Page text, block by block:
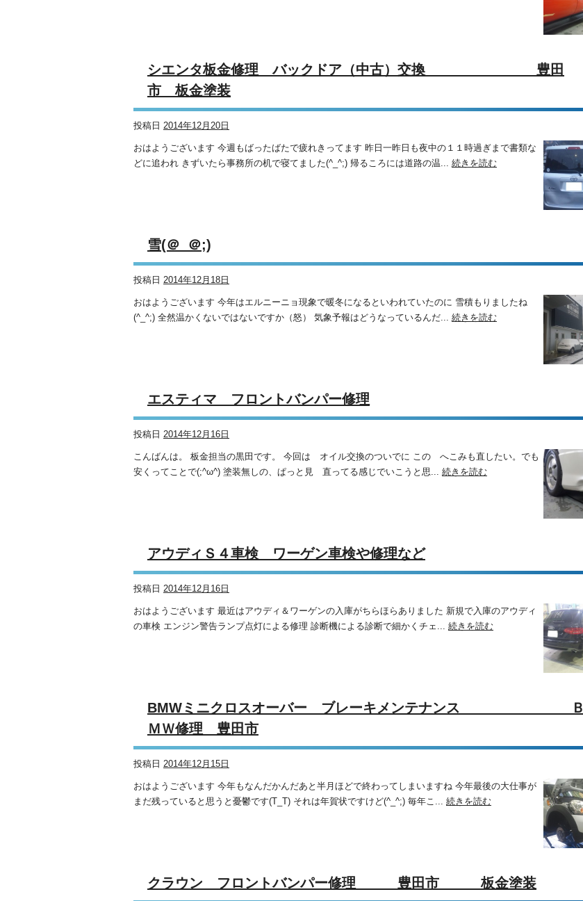
シエンタ板金修理 バックドア（中古）交換 豊田
市 板金塗装
投稿日 2014年12月20日
おはようございます 今週もばったばたで疲れきってます 昨日一昨日も夜中の１１時過ぎまで書類な
どに追われ きずいたら事務所の机で寝てました(^_^;) 帰るころには道路の温... 続きを読む
雪(＠_＠;)
投稿日 2014年12月18日
おはようございます 今年はエルニーニョ現象で暖冬になるといわれていたのに 雪積もりましたね
(^_^;) 全然温かくないではないですか（怒） 気象予報はどうなっているんだ... 続きを読む
エスティマ フロントバンパー修理
投稿日 2014年12月16日
こんばんは。 板金担当の黒田です。 今回は オイル交換のついでに この へこみも直したい。でも
安くってことで(;^ω^) 塗装無しの、ぱっと見 直ってる感じでいこうと思... 続きを読む
アウディＳ４車検 ワーゲン車検や修理など
投稿日 2014年12月16日
おはようございます 最近はアウディ＆ワーゲンの入庫がちらほらありました 新規で入庫のアウディ
の車検 エンジン警告ランプ点灯による修理 診断機による診断で細かくチェ... 続きを読む
BMWミニクロスオーバー ブレーキメンテナンス Ｂ
ＭＷ修理 豊田市
投稿日 2014年12月15日
おはようございます 今年もなんだかんだあと半月ほどで終わってしまいますね 今年最後の大仕事が
まだ残っていると思うと憂鬱です(T_T) それは年賀状ですけど(^_^;) 毎年こ... 続きを読む
クラウン フロントバンパー修理 豊田市 板金塗装